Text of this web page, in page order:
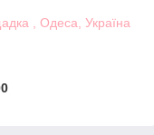
, Одеса, Україна